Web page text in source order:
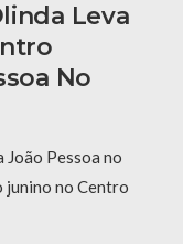
Leva
No
João Pessoa no
junino no Centro